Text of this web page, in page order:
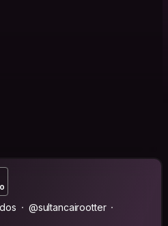
@sultancairootter